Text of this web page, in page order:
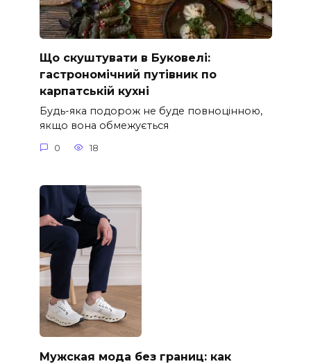
Що скуштувати в Буковелі:
гастрономічний путівник по
карпатській кухні
Будь-яка подорож не буде повноцінною,
якщо вона обмежується
0 18
Мужская мода без границ: как